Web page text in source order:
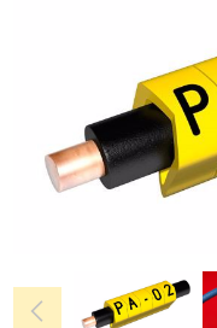
chevron_left